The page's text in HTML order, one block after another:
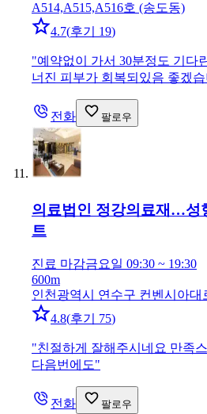
A514,A515,A516호 (송도동)
4.7(후기 19)
"예약없이 가서 30분정도 기다
너진 피부가 회복되있음 좋겠
전화 팔로우
의료법인 정강의료재…성
트
진료 마감금요일 09:30 ~ 19:30
600m
인천광역시 연수구 컨벤시아대
4.8(후기 75)
"친절하게 잘해주시네요 만족
다음번에도"
전화 팔로우